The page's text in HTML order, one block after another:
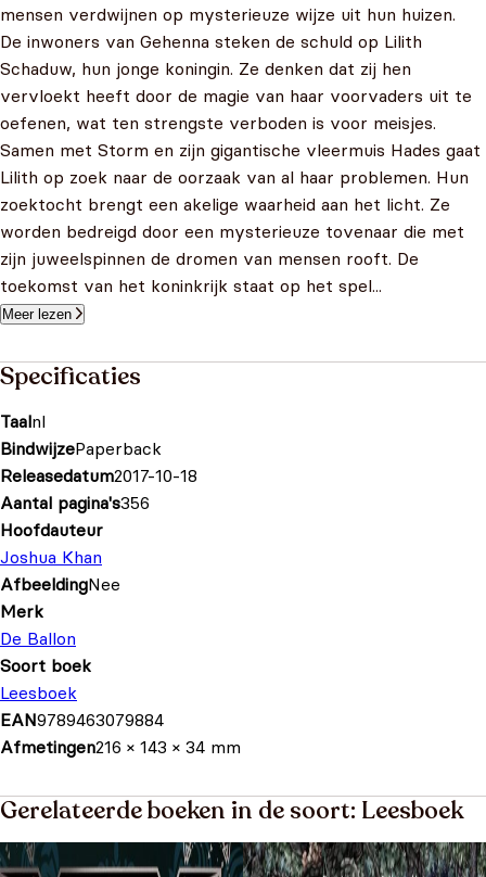
mensen verdwijnen op mysterieuze wijze uit hun huizen.
De inwoners van Gehenna steken de schuld op Lilith
Schaduw, hun jonge koningin. Ze denken dat zij hen
vervloekt heeft door de magie van haar voorvaders uit te
oefenen, wat ten strengste verboden is voor meisjes.
Samen met Storm en zijn gigantische vleermuis Hades gaat
Lilith op zoek naar de oorzaak van al haar problemen. Hun
zoektocht brengt een akelige waarheid aan het licht. Ze
worden bedreigd door een mysterieuze tovenaar die met
zijn juweelspinnen de dromen van mensen rooft. De
toekomst van het koninkrijk staat op het spel...
Meer lezen
Specificaties
Taalnl
BindwijzePaperback
Releasedatum2017-10-18
Aantal pagina's356
Hoofdauteur
Joshua Khan
AfbeeldingNee
Merk
De Ballon
Soort boek
Leesboek
EAN9789463079884
Afmetingen216 × 143 × 34 mm
Gerelateerde boeken in de soort: Leesboek